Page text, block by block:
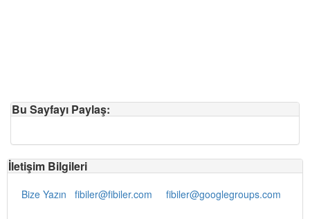
Bu Sayfayı Paylaş:
İletişim Bilgileri
Bize Yazın fibiler@fibiler.com fibiler@googlegroups.com